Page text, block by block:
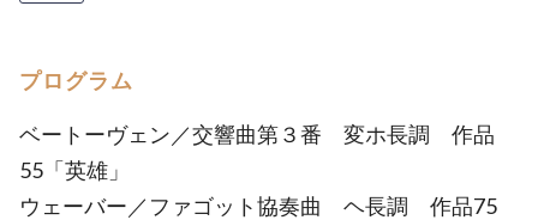
プログラム
ベートーヴェン／交響曲第３番 変ホ長調 作品
55「英雄」
ウェーバー／ファゴット協奏曲 ヘ長調 作品75